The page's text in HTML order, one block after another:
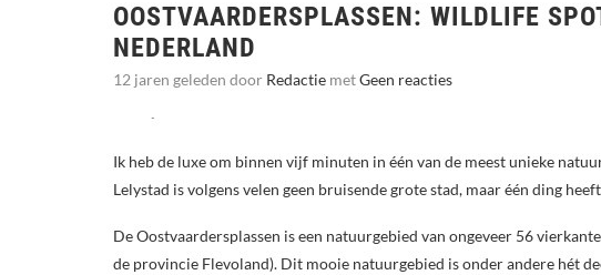
OOSTVAARDERSPLASSEN: WILDLIFE
NEDERLAND
12 jaren geleden door Redactie metGeen reacties
Ik heb de luxe om binnen vijf minuten in één van de meest unieke
Lelystad is volgens velen geen bruisende grote stad, maar één ding
De Oostvaardersplassen is een natuurgebied van ongeveer 56
de provincie Flevoland). Dit mooie natuurgebied is onder andere hét